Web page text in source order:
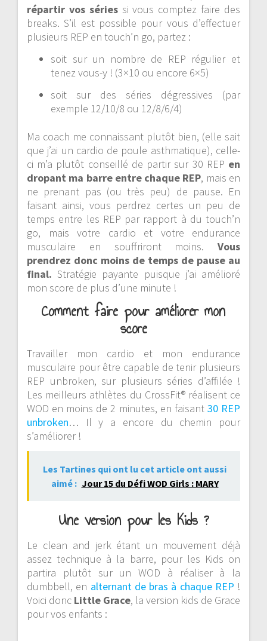
répartir vos sériessi vous comptez faire des
breaks. S’il est possible pour vous d’effectuer
plusieurs REP en touch’n go, partez :
soit sur un nombre de REP régulier et
tenez vous-y ! (3×10 ou encore 6×5)
soit sur des séries dégressives (par
exemple 12/10/8 ou 12/8/6/4)
Ma coach me connaissant plutôt bien, (elle sait
que j’ai un cardio de poule asthmatique), celle-
ci m’a plutôt conseillé de partir sur 30 REP en
dropant ma barre entre chaque REP, mais en
ne prenant pas (ou très peu) de pause. En
faisant ainsi, vous perdrez certes un peu de
temps entre les REP par rapport à du touch’n
go, mais votre cardio et votre endurance
musculaire en souffriront moins. Vous
prendrez donc moins de temps de pause au
final.Stratégie payante puisque j’ai amélioré
mon score de plus d’une minute !
Comment faire pour améliorer mon
score
Travailler mon cardio et mon endurance
musculaire pour être capable de tenir plusieurs
REP unbroken, sur plusieurs séries d’affilée !
Les meilleurs athlètes du CrossFit® réalisent ce
WOD en moins de 2 minutes, en faisant 30 REP
unbroken… Il y a encore du chemin pour
s’améliorer !
Les Tartines qui ont lu cet article ont aussi
aimé : Jour 15 du Défi WOD Girls : MARY
Une version pour les Kids ?
Le clean and jerk étant un mouvement déjà
assez technique à la barre, pour les Kids on
partira plutôt sur un WOD à réaliser à la
dumbbell, en alternant de bras à chaque REP !
Voici donc Little Grace, la version kids de Grace
pour vos enfants :